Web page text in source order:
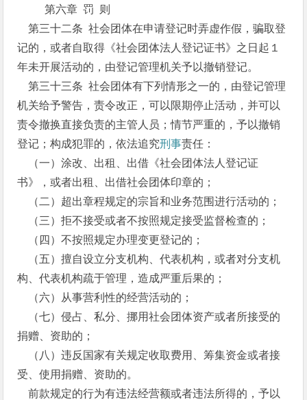
第六章 罚 则
第三十二条 社会团体在申请登记时弄虚作假，骗取登
记的，或者自取得《社会团体法人登记证书》之日起１
年未开展活动的，由登记管理机关予以撤销登记。
第三十三条 社会团体有下列情形之一的，由登记管理
机关给予警告，责令改正，可以限期停止活动，并可以
责令撤换直接负责的主管人员；情节严重的，予以撤销
登记；构成犯罪的，依法追究刑事责任：
（一）涂改、出租、出借《社会团体法人登记证
书》，或者出租、出借社会团体印章的；
（二）超出章程规定的宗旨和业务范围进行活动的；
（三）拒不接受或者不按照规定接受监督检查的；
（四）不按照规定办理变更登记的；
（五）擅自设立分支机构、代表机构，或者对分支机
构、代表机构疏于管理，造成严重后果的；
（六）从事营利性的经营活动的；
（七）侵占、私分、挪用社会团体资产或者所接受的
捐赠、资助的；
（八）违反国家有关规定收取费用、筹集资金或者接
受、使用捐赠、资助的。
前款规定的行为有违法经营额或者违法所得的，予以